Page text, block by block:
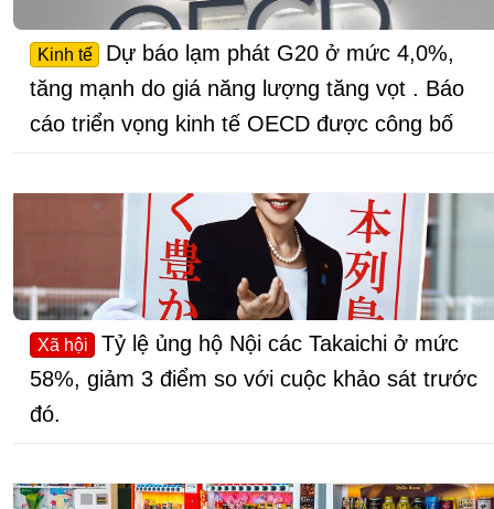
Kinh tế
Dự báo lạm phát G20 ở mức 4,0%,
tăng mạnh do giá năng lượng tăng vọt . Báo
cáo triển vọng kinh tế OECD được công bố
Xã hội
Tỷ lệ ủng hộ Nội các Takaichi ở mức
58%, giảm 3 điểm so với cuộc khảo sát trước
đó.